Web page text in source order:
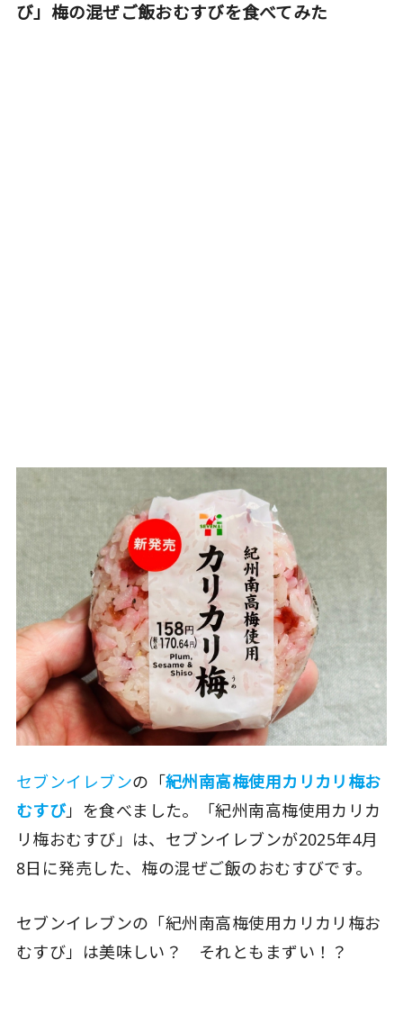
び」梅の混ぜご飯おむすびを食べてみた
セブンイレブンの「紀州南高梅使用カリカリ梅お
むすび」を食べました。「紀州南高梅使用カリカ
リ梅おむすび」は、セブンイレブンが2025年4月
8日に発売した、梅の混ぜご飯のおむすびです。
セブンイレブンの「紀州南高梅使用カリカリ梅お
むすび」は美味しい？ それともまずい！？